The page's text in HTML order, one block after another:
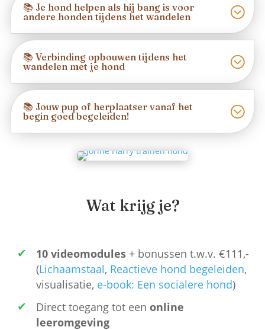
📚 Je hond helpen als hij bang is voor
andere honden tijdens het wandelen
📚 Verbinding opbouwen tijdens het
wandelen met je hond
📚 Jouw pup of herplaatser vanaf het
begin goed begeleiden!
Wat krijg je?
10 videomodules + bonussen t.w.v. €111,-
(Lichaamstaal, Reactieve hond begeleiden,
visualisatie, e-book: Een socialere hond)
Direct toegang tot eenonline
leeromgeving